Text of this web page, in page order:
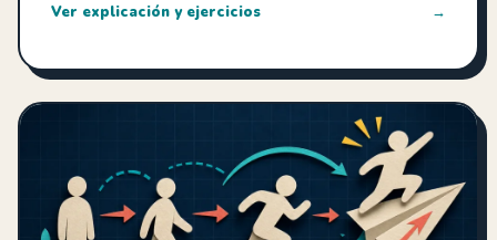
Ver explicación y ejercicios →